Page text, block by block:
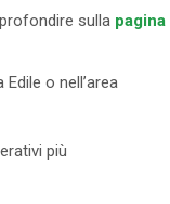
sulla pagina
o nell’area
più